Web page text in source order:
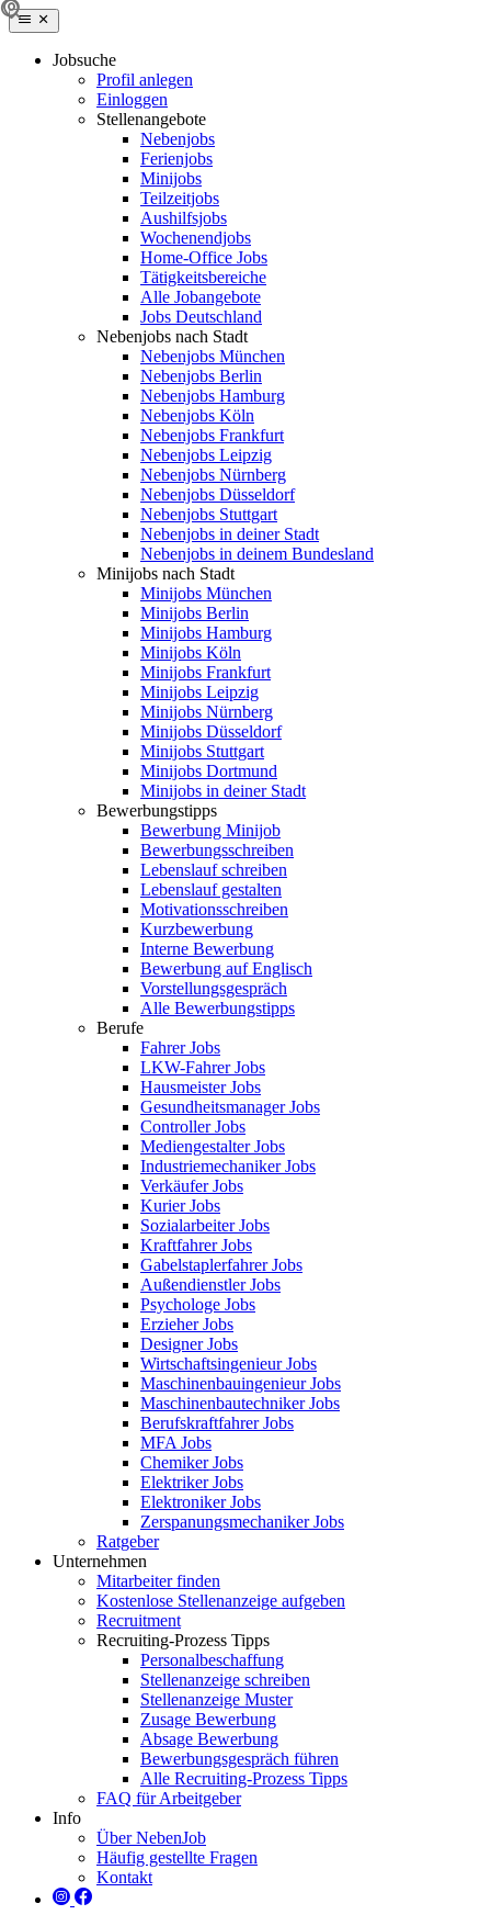
Jobsuche
Profil anlegen
Einloggen
Stellenangebote
Nebenjobs
Ferienjobs
Minijobs
Teilzeitjobs
Aushilfsjobs
Wochenendjobs
Home-Office Jobs
Tätigkeitsbereiche
Alle Jobangebote
Jobs Deutschland
Nebenjobs nach Stadt
Nebenjobs München
Nebenjobs Berlin
Nebenjobs Hamburg
Nebenjobs Köln
Nebenjobs Frankfurt
Nebenjobs Leipzig
Nebenjobs Nürnberg
Nebenjobs Düsseldorf
Nebenjobs Stuttgart
Nebenjobs in deiner Stadt
Nebenjobs in deinem Bundesland
Minijobs nach Stadt
Minijobs München
Minijobs Berlin
Minijobs Hamburg
Minijobs Köln
Minijobs Frankfurt
Minijobs Leipzig
Minijobs Nürnberg
Minijobs Düsseldorf
Minijobs Stuttgart
Minijobs Dortmund
Minijobs in deiner Stadt
Bewerbungstipps
Bewerbung Minijob
Bewerbungsschreiben
Lebenslauf schreiben
Lebenslauf gestalten
Motivationsschreiben
Kurzbewerbung
Interne Bewerbung
Bewerbung auf Englisch
Vorstellungsgespräch
Alle Bewerbungstipps
Berufe
Fahrer Jobs
LKW-Fahrer Jobs
Hausmeister Jobs
Gesundheitsmanager Jobs
Controller Jobs
Mediengestalter Jobs
Industriemechaniker Jobs
Verkäufer Jobs
Kurier Jobs
Sozialarbeiter Jobs
Kraftfahrer Jobs
Gabelstaplerfahrer Jobs
Außendienstler Jobs
Psychologe Jobs
Erzieher Jobs
Designer Jobs
Wirtschaftsingenieur Jobs
Maschinenbauingenieur Jobs
Maschinenbautechniker Jobs
Berufskraftfahrer Jobs
MFA Jobs
Chemiker Jobs
Elektriker Jobs
Elektroniker Jobs
Zerspanungsmechaniker Jobs
Ratgeber
Unternehmen
Mitarbeiter finden
Kostenlose Stellenanzeige aufgeben
Recruitment
Recruiting-Prozess Tipps
Personalbeschaffung
Stellenanzeige schreiben
Stellenanzeige Muster
Zusage Bewerbung
Absage Bewerbung
Bewerbungsgespräch führen
Alle Recruiting-Prozess Tipps
FAQ für Arbeitgeber
Info
Über NebenJob
Häufig gestellte Fragen
Kontakt